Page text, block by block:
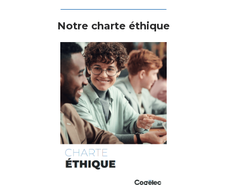
Notre charte éthique